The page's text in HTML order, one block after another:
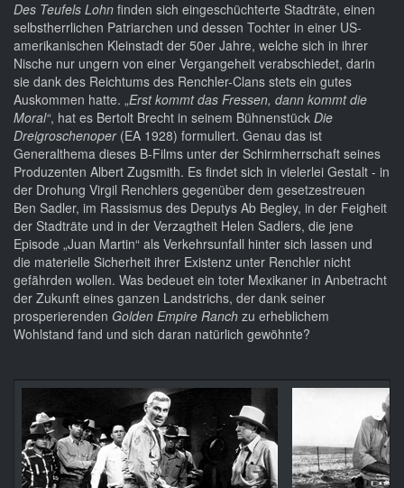
Des Teufels Lohn finden sich eingeschüchterte Stadträte, einen
selbstherrlichen Patriarchen und dessen Tochter in einer US-
amerikanischen Kleinstadt der 50er Jahre, welche sich in ihrer
Nische nur ungern von einer Vergangeheit verabschiedet, darin
sie dank des Reichtums des Renchler-Clans stets ein gutes
Auskommen hatte. „Erst kommt das Fressen, dann kommt die
Moral“, hat es Bertolt Brecht in seinem Bühnenstück Die
Dreigroschenoper(EA 1928) formuliert. Genau das ist
Generalthema dieses B-Films unter der Schirmherrschaft seines
Produzenten Albert Zugsmith. Es findet sich in vielerlei Gestalt - in
der Drohung Virgil Renchlers gegenüber dem gesetzestreuen
Ben Sadler, im Rassismus des Deputys Ab Begley, in der Feigheit
der Stadträte und in der Verzagtheit Helen Sadlers, die jene
Episode „Juan Martin“ als Verkehrsunfall hinter sich lassen und
die materielle Sicherheit ihrer Existenz unter Renchler nicht
gefährden wollen. Was bedeuet ein toter Mexikaner in Anbetracht
der Zukunft eines ganzen Landstrichs, der dank seiner
prosperierenden Golden Empire Ranch zu erheblichem
Wohlstand fand und sich daran natürlich gewöhnte?